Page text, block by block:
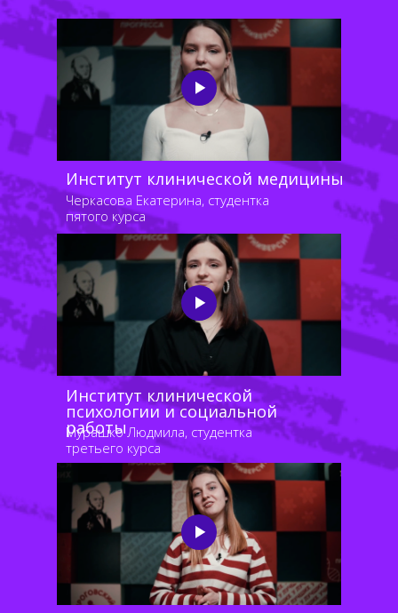
Институт клинической медицины
Черкасова Екатерина, студентка
пятого курса
Институт клинической
психологии и социальной
работы
Мурашко Людмила, студентка
третьего курса